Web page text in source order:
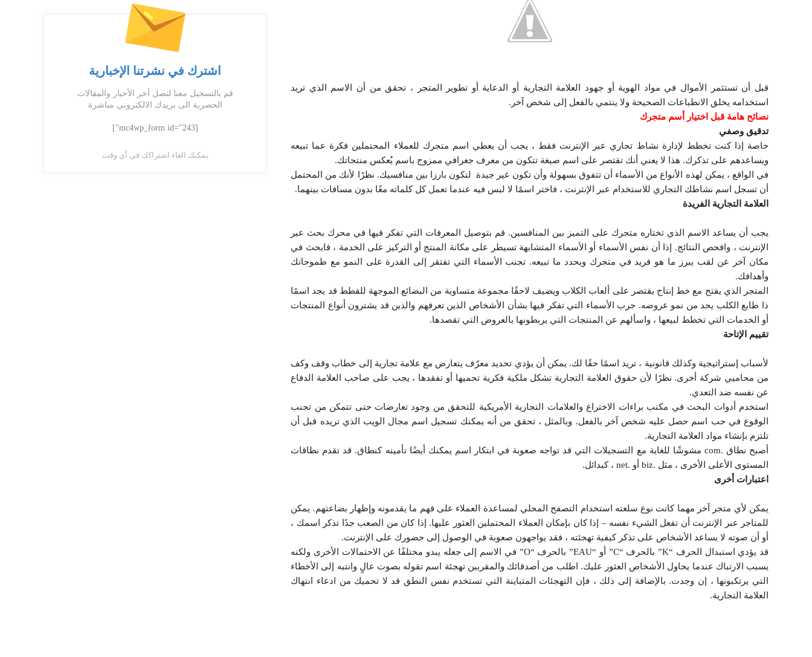
قبل أن تستثمر الأموال في مواد الهوية أو جهود العلامة التجارية أو الدعاية أو تطوير المتجر ، تحقق من أن الاسم الذي تريد
استخدامه يخلق الانطباعات الصحيحة ولا ينتمي بالفعل إلى شخص آخر.
نصائح هامة قبل اختيار أسم متجرك
تدقيق وصفي
خاصة إذا كنت تخطط لإدارة نشاط تجاري عبر الإنترنت فقط ، يجب أن يعطي اسم متجرك للعملاء المحتملين فكرة عما تبيعه
ويساعدهم على تذكرك. هذا لا يعني أنك تقتصر على اسم صيغة تتكون من معرف جغرافي ممزوج باسم يُعكس منتجاتك.
في الواقع ، يمكن لهذه الأنواع من الأسماء أن تتفوق بسهولة وأن تكون غير جيدة لتكون بارزا بين منافسيك. نظرًا لأنك من المحتمل
أن تسجل اسم نشاطك التجاري للاستخدام عبر الإنترنت ، فاختر اسمًا لا لبس فيه عندما تعمل كل كلماته معًا بدون مسافات بينهما.
العلامة التجارية الفريدة
يجب أن يساعد الاسم الذي تختاره متجرك على التميز بين المنافسين. قم بتوصيل المعرفات التي تفكر فيها في محرك بحث عبر
الإنترنت ، وافحص النتائج. إذا أن نفس الأسماء أو الأسماء المتشابهة تسيطر على مكانة المنتج أو التركيز على الخدمة ، فابحث في
مكان آخر عن لقب يبرز ما هو فريد في متجرك ويحدد ما تبيعه. تجنب الأسماء التي تفتقر إلى القدرة على النمو مع طموحاتك
وأهدافك.
المتجر الذي يفتح مع خط إنتاج يقتصر على ألعاب الكلاب ويضيف لاحقًا مجموعة متساوية من البضائع الموجهة للقطط قد يجد اسمًا
ذا طابع الكلب يحد من نمو عروضه. جرب الأسماء التي تفكر فيها بشأن الأشخاص الذين تعرفهم والذين قد يشترون أنواع المنتجات
أو الخدمات التي تخطط لبيعها ، واسألهم عن المنتجات التي يربطونها بالعروض التي تقصدها.
تقييم الإتاحة
لأسباب إستراتيجية وكذلك قانونية ، تريد اسمًا حقًا لك. يمكن أن يؤدي تحديد معرّف يتعارض مع علامة تجارية إلى خطاب وقف وكف
من محاميي شركة أخرى. نظرًا لأن حقوق العلامة التجارية تشكل ملكية فكرية تحميها أو تفقدها ، يجب على صاحب العلامة الدفاع
عن نفسه ضد التعدي.
استخدم أدوات البحث في مكتب براءات الاختراع والعلامات التجارية الأمريكية للتحقق من وجود تعارضات حتى تتمكن من تجنب
الوقوع في حب اسم حصل عليه شخص آخر بالفعل. وبالمثل ، تحقق من أنه يمكنك تسجيل اسم مجال الويب الذي تريده قبل أن
تلتزم بإنشاء مواد العلامة التجارية.
أصبح نطاق .com مشوشًا للغاية مع التسجيلات التي قد تواجه صعوبة في ابتكار اسم يمكنك أيضًا تأمينه كنطاق. قد تقدم نطاقات
المستوى الأعلى الأخرى ، مثل .biz أو .net ، كبدائل.
اعتبارات أخرى
يمكن لأي متجر آخر مهما كانت نوع سلعته استخدام التصفح المحلي لمساعدة العملاء على فهم ما يقدمونه وإظهار بضاعتهم. يمكن
للمتاجر عبر الإنترنت أن تفعل الشيء نفسه – إذا كان بإمكان العملاء المحتملين العثور عليها. إذا كان من الصعب جدًا تذكر اسمك ،
أو أن صوته لا يساعد الأشخاص على تذكر كيفية تهجئته ، فقد يواجهون صعوبة في الوصول إلى حضورك على الإنترنت.
قد يؤدي استبدال الحرف “K” بالحرف “C” أو “EAU” بالحرف “O” في الاسم إلى جعله يبدو مختلفًا عن الاحتمالات الأخرى ولكنه
يسبب الارتباك عندما يحاول الأشخاص العثور عليك. اطلب من أصدقائك والمقربين تهجئة اسم تقوله بصوت عالٍ وانتبه إلى الأخطاء
التي يرتكبونها ، إن وجدت. بالإضافة إلى ذلك ، فإن التهجئات المتباينة التي تستخدم نفس النطق قد لا تحميك من ادعاء انتهاك
العلامة التجارية.
اشترك في نشرتنا الإخبارية
قم بالتسجيل معنا لتصل آخر الأخبار والمقالات
الحصرية الى بريدك الالكتروني مباشرة
[mc4wp_form id="243"]
يمكنك الغاء اشتراكك في أي وقت